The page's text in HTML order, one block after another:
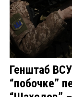
Генштаб
“побочке”